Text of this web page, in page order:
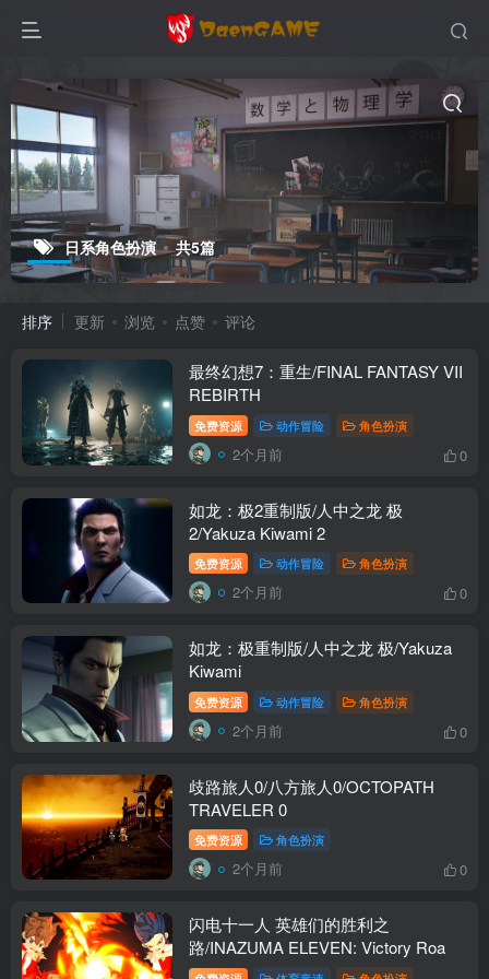
日系角色扮演 共5篇
排序 更新 浏览 点赞 评论
最终幻想7：重生/FINAL FANTASY VII
REBIRTH
免费资源 动作冒险 角色扮演
2个月前 0
如龙：极2重制版/人中之龙 极
2/Yakuza Kiwami 2
免费资源 动作冒险 角色扮演
2个月前 0
如龙：极重制版/人中之龙 极/Yakuza
Kiwami
免费资源 动作冒险 角色扮演
2个月前 0
歧路旅人0/八方旅人0/OCTOPATH
TRAVELER 0
免费资源 角色扮演
2个月前 0
闪电十一人 英雄们的胜利之
路/INAZUMA ELEVEN: Victory Roa